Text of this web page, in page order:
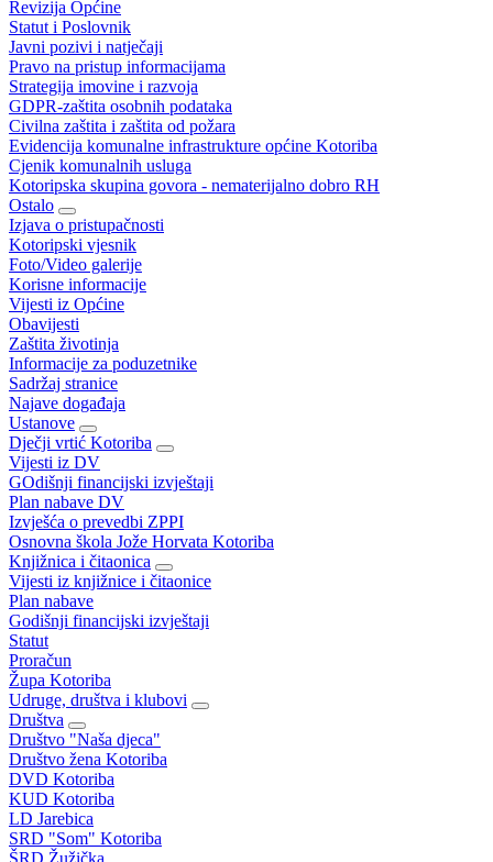
Revizija Općine
Statut i Poslovnik
Javni pozivi i natječaji
Pravo na pristup informacijama
Strategija imovine i razvoja
GDPR-zaštita osobnih podataka
Civilna zaštita i zaštita od požara
Evidencija komunalne infrastrukture općine Kotoriba
Cjenik komunalnih usluga
Kotoripska skupina govora - nematerijalno dobro RH
Ostalo
Izjava o pristupačnosti
Kotoripski vjesnik
Foto/Video galerije
Korisne informacije
Vijesti iz Općine
Obavijesti
Zaštita životinja
Informacije za poduzetnike
Sadržaj stranice
Najave događaja
Ustanove
Dječji vrtić Kotoriba
Vijesti iz DV
GOdišnji financijski izvještaji
Plan nabave DV
Izvješća o prevedbi ZPPI
Osnovna škola Jože Horvata Kotoriba
Knjižnica i čitaonica
Vijesti iz knjižnice i čitaonice
Plan nabave
Godišnji financijski izvještaji
Statut
Proračun
Župa Kotoriba
Udruge, društva i klubovi
Društva
Društvo "Naša djeca"
Društvo žena Kotoriba
DVD Kotoriba
KUD Kotoriba
LD Jarebica
SRD "Som" Kotoriba
ŠRD Žužička